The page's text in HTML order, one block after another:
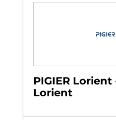
PIGIER
Lorient